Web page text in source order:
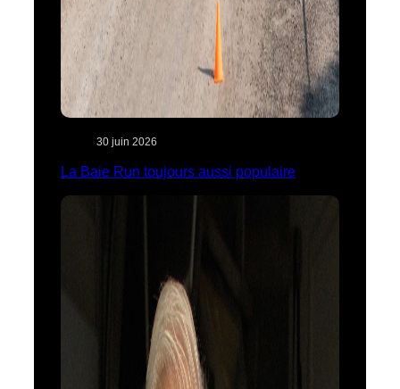
30 juin 2026
La Baie Run toujours aussi populaire